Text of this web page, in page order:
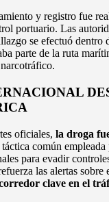
y registro fue
portuario. Las
se efectuó dentro
parte de la ruta
oficiales, la droga
táctica común
para evadir
las alertas sobre
clave en el